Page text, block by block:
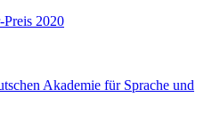
2020
Akademie für Sprache und